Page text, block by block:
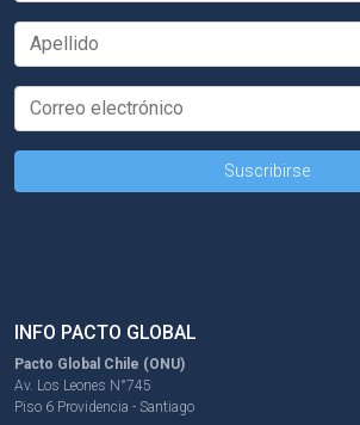
INFO PACTO GLOBAL
Pacto Global Chile (ONU)
Av. Los Leones N°745
Piso 6 Providencia - Santiago